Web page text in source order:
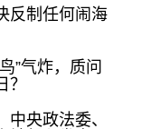
反制任何闹海
”气炸，质问
央政法委、